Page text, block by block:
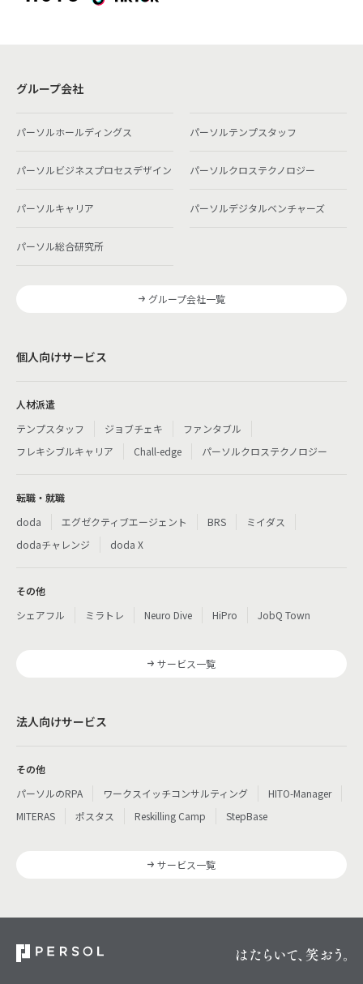
グループ会社
パーソルホールディングス パーソルテンプスタッフ
パーソルビジネスプロセスデザイン パーソルクロステクノロジー
パーソルキャリア パーソルデジタルベンチャーズ
パーソル総合研究所
グループ会社一覧
個人向けサービス
人材派遣
テンプスタッフ
ジョブチェキ
ファンタブル
フレキシブルキャリア
Chall-edge パーソルクロステクノロジー
転職・就職
doda
エグゼクティブエージェント BRS
ミイダス
dodaチャレンジ
doda X
その他
シェアフル
ミラトレ Neuro Dive HiPro JobQ Town
サービス一覧
法人向けサービス
その他
パーソルのRPA
ワークスイッチコンサルティング
HITO-Manager
MITERAS
ポスタス Reskilling Camp StepBase
サービス一覧